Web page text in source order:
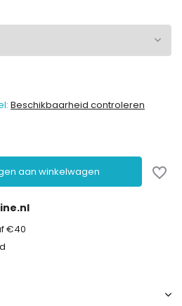
Beschikbaarheid controleren
aan winkelwagen
€40